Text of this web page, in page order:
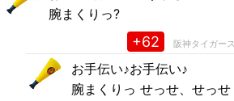
腕まくりっ?
+62 阪神タイガー
お手伝い♪お手伝い♪
腕まくりっ せっせ、せっせ